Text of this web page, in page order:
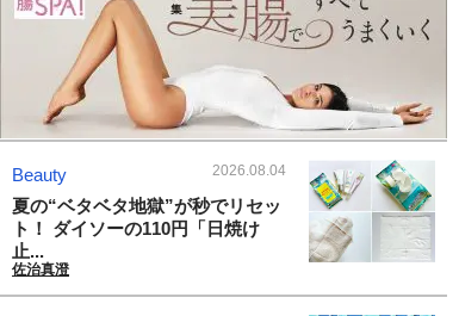
Beauty 2026.08.04
夏の“ベタベタ地獄”が秒でリセッ
ト！ ダイソーの110円「日焼け
止...
佐治真澄